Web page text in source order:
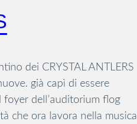
dei CRYSTAL ANTLERS
già capì di essere
dell’auditorium flog
che ora lavora nella musica